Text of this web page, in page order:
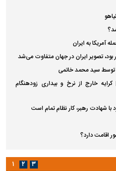
آمریکا به ایران
تصویر ایران در جهان متفاوت می‌شد
توسط سید محمد خاتمی
خارج از نرخ و بیداری زودهنگام
شهادت رهبر، کار نظام تمام است
اقامت دارد؟
۱ ۲ ۳